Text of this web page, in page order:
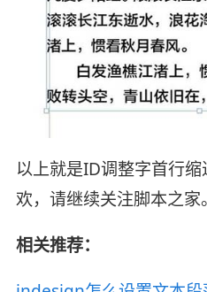
以上就是ID调整字首行
欢，请继续关注脚本之家。
相关推荐：